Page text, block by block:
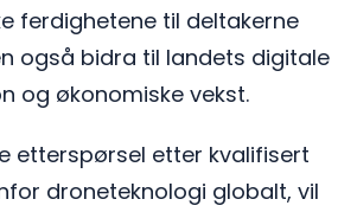
ferdighetene til deltakerne
også bidra til landets digitale
og økonomiske vekst.
etterspørsel etter kvalifisert
droneteknologi globalt, vil